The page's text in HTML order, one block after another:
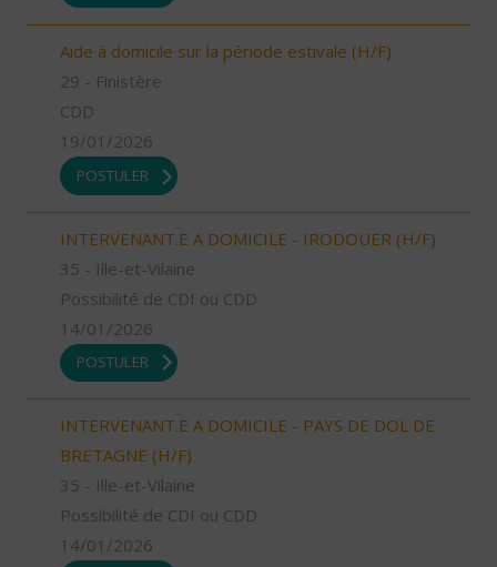
Aide à domicile sur la période estivale (H/F)
29 - Finistère
CDD
19/01/2026
POSTULER
INTERVENANT.E A DOMICILE - IRODOUER (H/F)
35 - Ille-et-Vilaine
Possibilité de CDI ou CDD
14/01/2026
POSTULER
INTERVENANT.E A DOMICILE - PAYS DE DOL DE
BRETAGNE (H/F)
35 - Ille-et-Vilaine
Possibilité de CDI ou CDD
14/01/2026